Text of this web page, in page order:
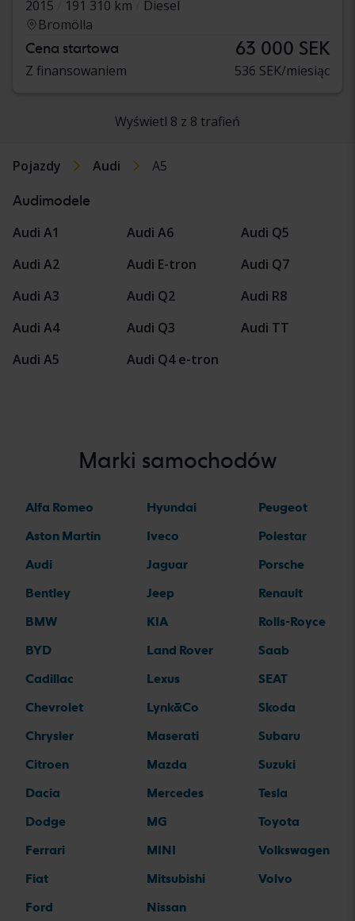
2015 191 310 km
Diesel
Bromölla
Cena startowa 63 000 SEK
Z finansowaniem 536 SEK/miesiąc
Wyświetl 8 z 8 trafień
Pojazdy Audi A5
Audimodele
Audi A1
Audi A2
Audi A3
Audi A4
Audi A5
Audi A6
Audi E-tron
Audi Q2
Audi Q3
Audi Q4 e-tron
Audi Q5
Audi Q7
Audi R8
Audi TT
Marki samochodów
Alfa Romeo
Aston Martin
Audi
Bentley
BMW
BYD
Cadillac
Chevrolet
Chrysler
Citroen
Dacia
Dodge
Ferrari
Fiat
Ford
Hyundai
Iveco
Jaguar
Jeep
KIA
Land Rover
Lexus
Lynk&Co
Maserati
Mazda
Mercedes
MG
MINI
Mitsubishi
Nissan
Peugeot
Polestar
Porsche
Renault
Rolls-Royce
Saab
SEAT
Skoda
Subaru
Suzuki
Tesla
Toyota
Volkswagen
Volvo